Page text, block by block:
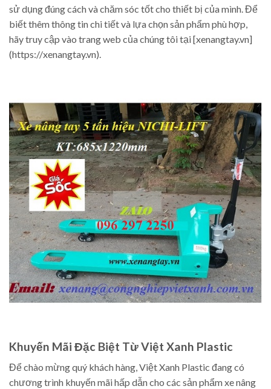
sử dụng đúng cách và chăm sóc tốt cho thiết bị của mình. Để
biết thêm thông tin chi tiết và lựa chọn sản phẩm phù hợp,
hãy truy cập vào trang web của chúng tôi tại [xenangtay.vn]
(https://xenangtay.vn).
Khuyến Mãi Đặc Biệt Từ Việt Xanh Plastic
Để chào mừng quý khách hàng, Việt Xanh Plastic đang có
chương trình khuyến mãi hấp dẫn cho các sản phẩm xe nâng